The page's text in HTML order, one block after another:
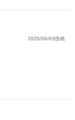
2026/08/03投稿